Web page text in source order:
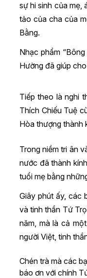
sự hi sinh của mẹ,
tảo của cha của
Bằng.
Nhạc phẩm
Hường đã giúp
Tiếp theo là nghi
Thích Chiếu Tuệ
Hòa thượng thành
Trong niềm tri ân
nước đã thành
tuổi mẹ bằng
Giây phút ấy, các
và tinh thần Tứ
năm, mà là cả
người Việt, tinh
Chén trà mà các
báo ơn với chính